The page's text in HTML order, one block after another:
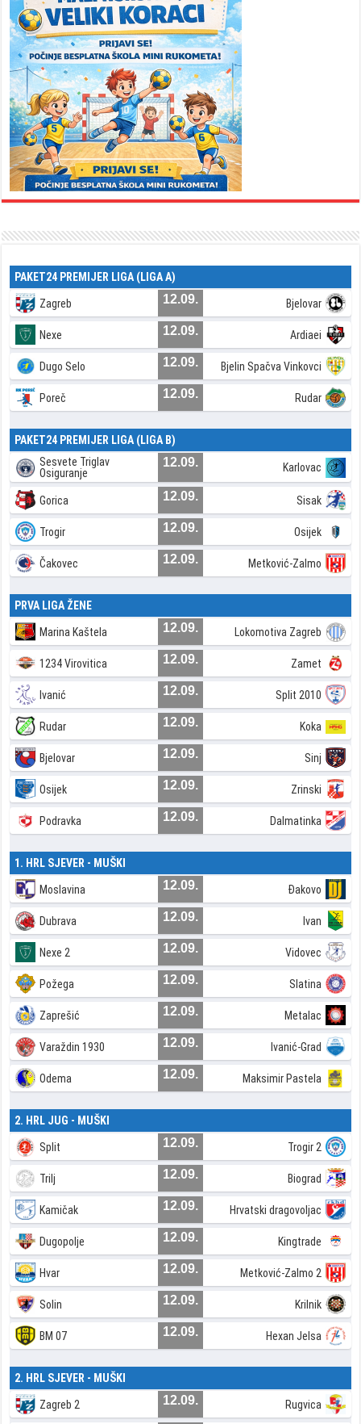
PAKET24 PREMIJER LIGA (LIGA A)
Zagreb 12.09. Bjelovar
Nexe 12.09. Ardiaei
Dugo Selo 12.09. Bjelin Spačva Vinkovci
Poreč 12.09. Rudar
PAKET24 PREMIJER LIGA (LIGA B)
Sesvete Triglav
Osiguranje
12.09. Karlovac
Gorica 12.09. Sisak
Trogir 12.09. Osijek
Čakovec 12.09. Metković-Zalmo
PRVA LIGA ŽENE
Marina Kaštela 12.09. Lokomotiva Zagreb
1234 Virovitica 12.09. Zamet
Ivanić 12.09. Split 2010
Rudar 12.09. Koka
Bjelovar 12.09. Sinj
Osijek 12.09. Zrinski
Podravka 12.09. Dalmatinka
1. HRL SJEVER - MUŠKI
Moslavina 12.09. Đakovo
Dubrava 12.09. Ivan
Nexe 2 12.09. Vidovec
Požega 12.09. Slatina
Zaprešić 12.09. Metalac
Varaždin 1930 12.09. Ivanić-Grad
Odema 12.09. Maksimir Pastela
2. HRL JUG - MUŠKI
Split 12.09. Trogir 2
Trilj 12.09. Biograd
Kamičak 12.09. Hrvatski dragovoljac
Dugopolje 12.09. Kingtrade
Hvar 12.09. Metković-Zalmo 2
Solin 12.09. Krilnik
BM 07 12.09. Hexan Jelsa
2. HRL SJEVER - MUŠKI
Zagreb 2 12.09. Rugvica